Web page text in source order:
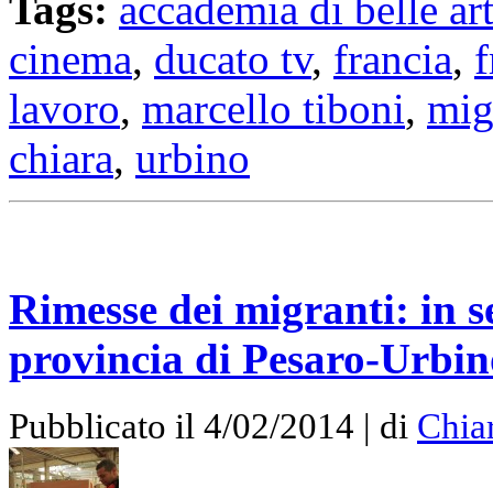
cinema, ducato tv, francia,
lavoro, marcello tiboni,
chiara, urbino
Rimesse dei migranti: in
provincia di Pesaro-
Pubblicato il 4/02/2014 | di